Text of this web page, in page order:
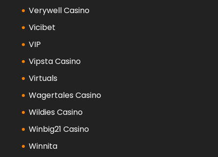
Verywell Casino
Vicibet
VIP
Vipsta Casino
Virtuals
Wagertales Casino
Wildies Casino
Winbig21 Casino
Winnita